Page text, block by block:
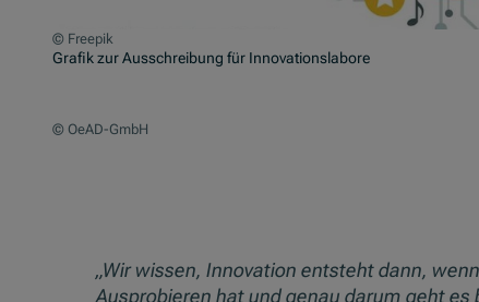
© Freepik
Grafik zur Ausschreibung für Innovationslabore
© OeAD-GmbH
„Wir wissen, Innovation entsteht dann,
Ausprobieren hat und genau darum geht es